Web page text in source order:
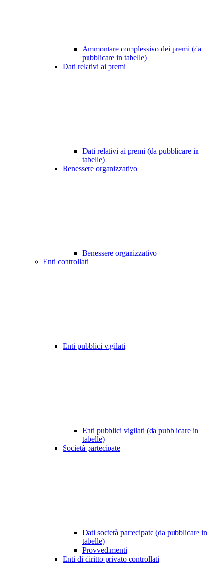
Ammontare complessivo dei premi (da
pubblicare in tabelle)
Dati relativi ai premi
Dati relativi ai premi (da pubblicare in
tabelle)
Benessere organizzativo
Benessere organizzativo
Enti controllati
Enti pubblici vigilati
Enti pubblici vigilati (da pubblicare in
tabelle)
Società partecipate
Dati società partecipate (da pubblicare in
tabelle)
Provvedimenti
Enti di diritto privato controllati